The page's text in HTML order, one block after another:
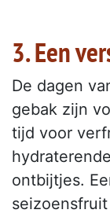
3. Een
De dagen
gebak zijn
tijd voor
ontbijtjes.